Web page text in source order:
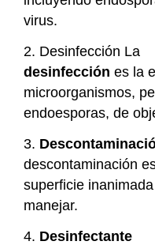
virus.
2. Desinfección La
desinfección es la
microorganismos,
endoesporas, de
3.
descontaminación
superficie
manejar.
4. Desinfectante